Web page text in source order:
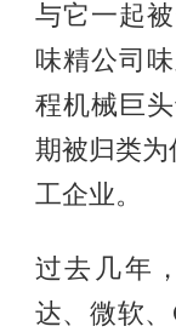
与它一起
味精公司
程机械巨
期被归类为
工企业。
过去几年
达、微软